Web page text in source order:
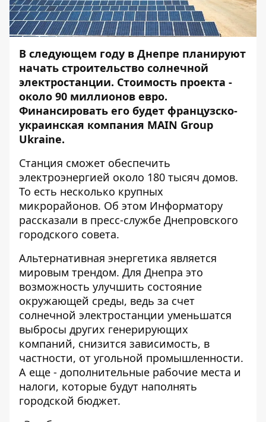
В следующем году в Днепре планируют
начать строительство солнечной
электростанции. Стоимость проекта -
около 90 миллионов евро.
Финансировать его будет французско-
украинская компания MAIN Group
Ukraine.
Станция сможет обеспечить
электроэнергией около 180 тысяч домов.
То есть несколько крупных
микрорайонов. Об этом Информатору
рассказали в пресс-службе Днепровского
городского совета.
Альтернативная энергетика является
мировым трендом. Для Днепра это
возможность улучшить состояние
окружающей среды, ведь за счет
солнечной электростанции уменьшатся
выбросы других генерирующих
компаний, снизится зависимость, в
частности, от угольной промышленности.
А еще - дополнительные рабочие места и
налоги, которые будут наполнять
городской бюджет.